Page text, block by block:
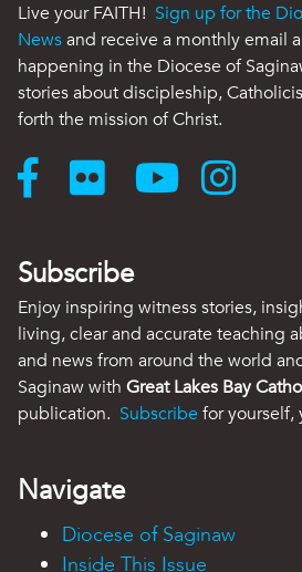
Live your FAITH! Sign up for the
Newsand receive a monthly email
happening in the Diocese of
stories about discipleship,
forth the mission of Christ.
Subscribe
Enjoy inspiring witness stories,
living, clear and accurate teaching
and news from around the world
Saginaw with Great Lakes Bay
publication. Subscribe for yourself,
Navigate
Diocese of Saginaw
Inside This Issue